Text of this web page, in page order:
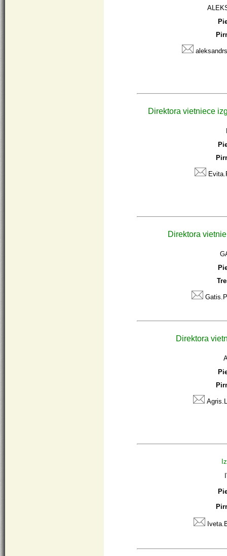
Direktora vietniece
Direktora
Direktora